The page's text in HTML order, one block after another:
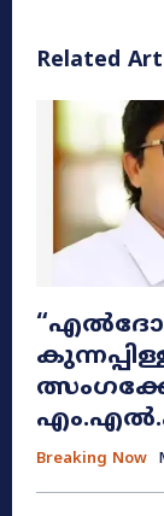
Related
Breaking Now